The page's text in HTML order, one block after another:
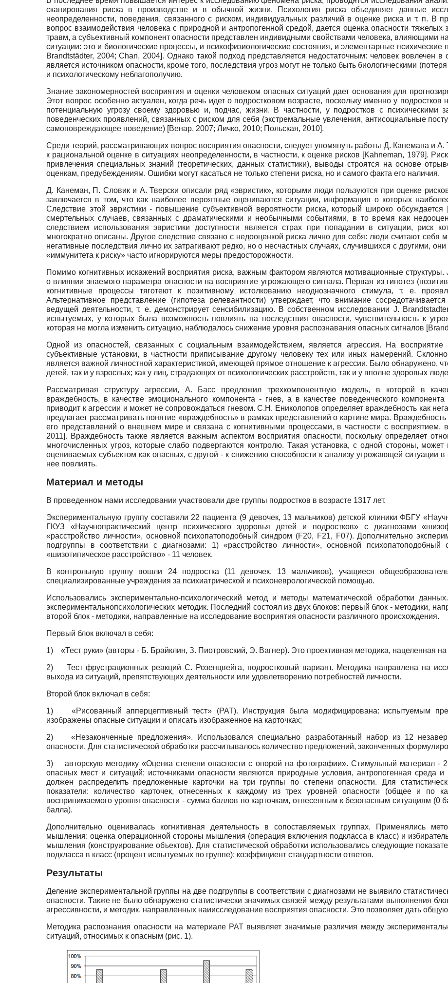
сканирования риска в производстве и в обычной жизни. Психология риска объединяет данные
неопределенности, поведения, связанного с риском, индивидуальных различий в оценке риска и т. п. В
вопрос взаимодействия человека с природной и антропогенной средой, дается оценка опасности тяжелых
травм, а субъективный компонент опасности представлен индивидными свойствами человека, влияющими
ситуации: это и биологические процессы, и психофизиологические состояния, и элементарные психические
Brandtstädter, 2004;Chan, 2004]. Однако такой подход представляется недостаточным: человек вовлечен в
является источником опасности, кроме того, последствия угроз могут не только быть биологическими
и психологическому неблагополучию.
Знание закономерностей восприятия и оценки человеком опасных ситуаций дает основания для
Этот вопрос особенно актуален, когда речь идет о подростковом возрасте, поскольку именно у
потенциальную угрозу своему здоровью и, подчас, жизни. В частности, у подростков с психическими
поведенческих проявлений, связанных с риском для себя (экстремальные увлечения, антисоциальные
самоповреждающее поведение) [Венар, 2007; Личко, 2010; Польская, 2010].
Среди теорий, рассматривающих вопрос восприятия опасности, следует упомянуть работы Д. Канемана и
к рациональной оценке в ситуациях неопределенности, в частности, к оценке рисков [Kahneman, 1979].
привлечения специальных знаний (теоретических, данных статистики), выводы строятся на основе
оценкам, предубеждениям. Ошибки могут касаться не только степени риска, но и самого факта его наличия.
Д. Канеман, П. Словик и А. Тверски описали ряд «эвристик», которыми люди пользуются при оценке
заключается в том, что как наиболее вероятные оцениваются ситуации, информация о которых
Следствие этой эвристики - повышение субъективной вероятности риска, который широко обсуждается
смертельных случаев, связанных с драматическими и необычными событиями, в то время как
следствием использования эвристики доступности является страх при попадании в ситуации, риск
многократно описаны. Другое следствие связано с недооценкой риска лично для себя: люди считают себя
негативные последствия лично их затрагивают редко, но о несчастных случаях, случившихся с другими,
«иммунитета к риску» часто игнорируются меры предосторожности.
Помимо когнитивных искажений восприятия риска, важным фактором являются мотивационные структуры.
о влиянии знаемого параметра опасности на восприятие угрожающего сигнала. Первая из гипотез
когнитивные процессы тяготеют к позитивному истолкованию неоднозначного стимула, т. е.
Альтернативное представление (гипотеза релевантности) утверждает, что внимание
ведущей деятельности, т. е. демонстрирует сенсибилизацию. В собственном исследовании J.
испытуемых, у которых была возможность повлиять на последствия опасности, чувствительность к
которая не могла изменить ситуацию, наблюдалось снижение уровня распознавания опасных сигналов [
Одной из опасностей, связанных с социальным взаимодействием, является агрессия. На восприятие
субъективные установки, в частности приписывание другому человеку тех или иных намерений.
является важной личностной характеристикой, имеющей прямое отношение к агрессии. Было обнаружено,
детей, так и у взрослых; как у лиц, страдающих от психологических расстройств, так и у вполне здоровых
Рассматривая структуру агрессии, А. Басс предложил трехкомпонентную модель, в которой в
враждебность, в качестве эмоционального компонента - гнев, а в качестве поведенческого
приводит к агрессии и может не сопровождаться гневом. С.Н. Ениколопов определяет враждебность как
предлагает рассматривать понятие «враждебность» в рамках представлений о картине мира.
его представлений о внешнем мире и связана с когнитивными процессами, в частности с восприятием,
2011]. Враждебность также является важным аспектом восприятия опасности, поскольку определяет
многочисленных угроз, которые слабо подвергаются контролю. Такая установка, с одной стороны,
оцениваемых субъектом как опасных, с другой - к снижению способности к анализу угрожающей ситуации
нее повлиять.
Материал и методы
В проведенном нами исследовании участвовали две группы подростков в возрасте 13­17 лет.
Экспериментальную группу составили 22 пациента (9 девочек, 13 мальчиков) детской клиники ФБГУ
ГКУЗ «Научно­практический центр психического здоровья детей и подростков» с диагнозами
«расстройство личности», основной психопатоподобный синдром (F20, F21, F07). Дополнительно
подгруппы в соответствии с диагнозами: 1) «расстройство личности», основной
«шизотипическое расстройство» - 11 человек.
В контрольную группу вошли 24 подростка (11 девочек, 13 мальчиков), учащиеся
специализированные учреждения за психиатрической и психоневрологической помощью.
Использовались экспериментально-психологический метод и методы математической обработки
экспериментально­психологических методик. Последний состоял из двух блоков: первый блок - методики,
второй блок - методики, направленные на исследование восприятия опасности различного происхождения.
Первый блок включал в себя:
1) «Тест руки» (авторы - Б. Брайклин, З. Пиотровский, Э. Вагнер). Это проективная методика, нацеленная
2) Тест фрустрационных реакций С. Розенцвейга, подростковый вариант. Методика направлена на
выхода из ситуаций, препятствующих деятельности или удовлетворению потребностей личности.
Второй блок включал в себя:
1) «Рисованный апперцептивный тест» (РАТ). Инструкция была модифицирована: испытуемым
изображены опасные ситуации и описать изображенное на карточках;
2) «Незаконченные предложения». Использовался специально разработанный набор из 12
опасности. Для статистической обработки рассчитывалось количество предложений, законченных
3)авторскую методику «Оценка степени опасности с опорой на фотографии». Стимульный материал -
опасных мест и ситуаций; источниками опасности являются природные условия, антропогенная среда
должен распределить предложенные карточки на три группы по степени опасности. Для
показатели: количество карточек, отнесенных к каждому из трех уровней опасности (общее и по
воспринимаемого уровня опасности - сумма баллов по карточкам, отнесенным к безопасным ситуациям (0
балла).
Дополнительно оценивалась когнитивная деятельность в сопоставляемых группах. Применялись
мышления: оценка операционной стороны мышления (операция включения подкласса в класс) и
мышления (конструирование объектов). Для статистической обработки использовались следующие
подкласса в класс (процент испытуемых по группе); коэффициент стандартности ответов.
Результаты
Деление экспериментальной группы на две подгруппы в соответствии с диагнозами не выявило
опасности. Также не было обнаружено статистически значимых связей между результатами выполнения
агрессивности, и методик, направленных наиисследование восприятия опасности. Это позволяет дать
Методика распознания опасности на материале РАТ выявляет значимые различия между
ситуаций, относимых к опасным (рис. 1).